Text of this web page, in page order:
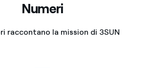
Numeri
raccontano la mission di 3SUN